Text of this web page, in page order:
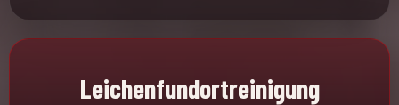
Leichenfundortreinigung